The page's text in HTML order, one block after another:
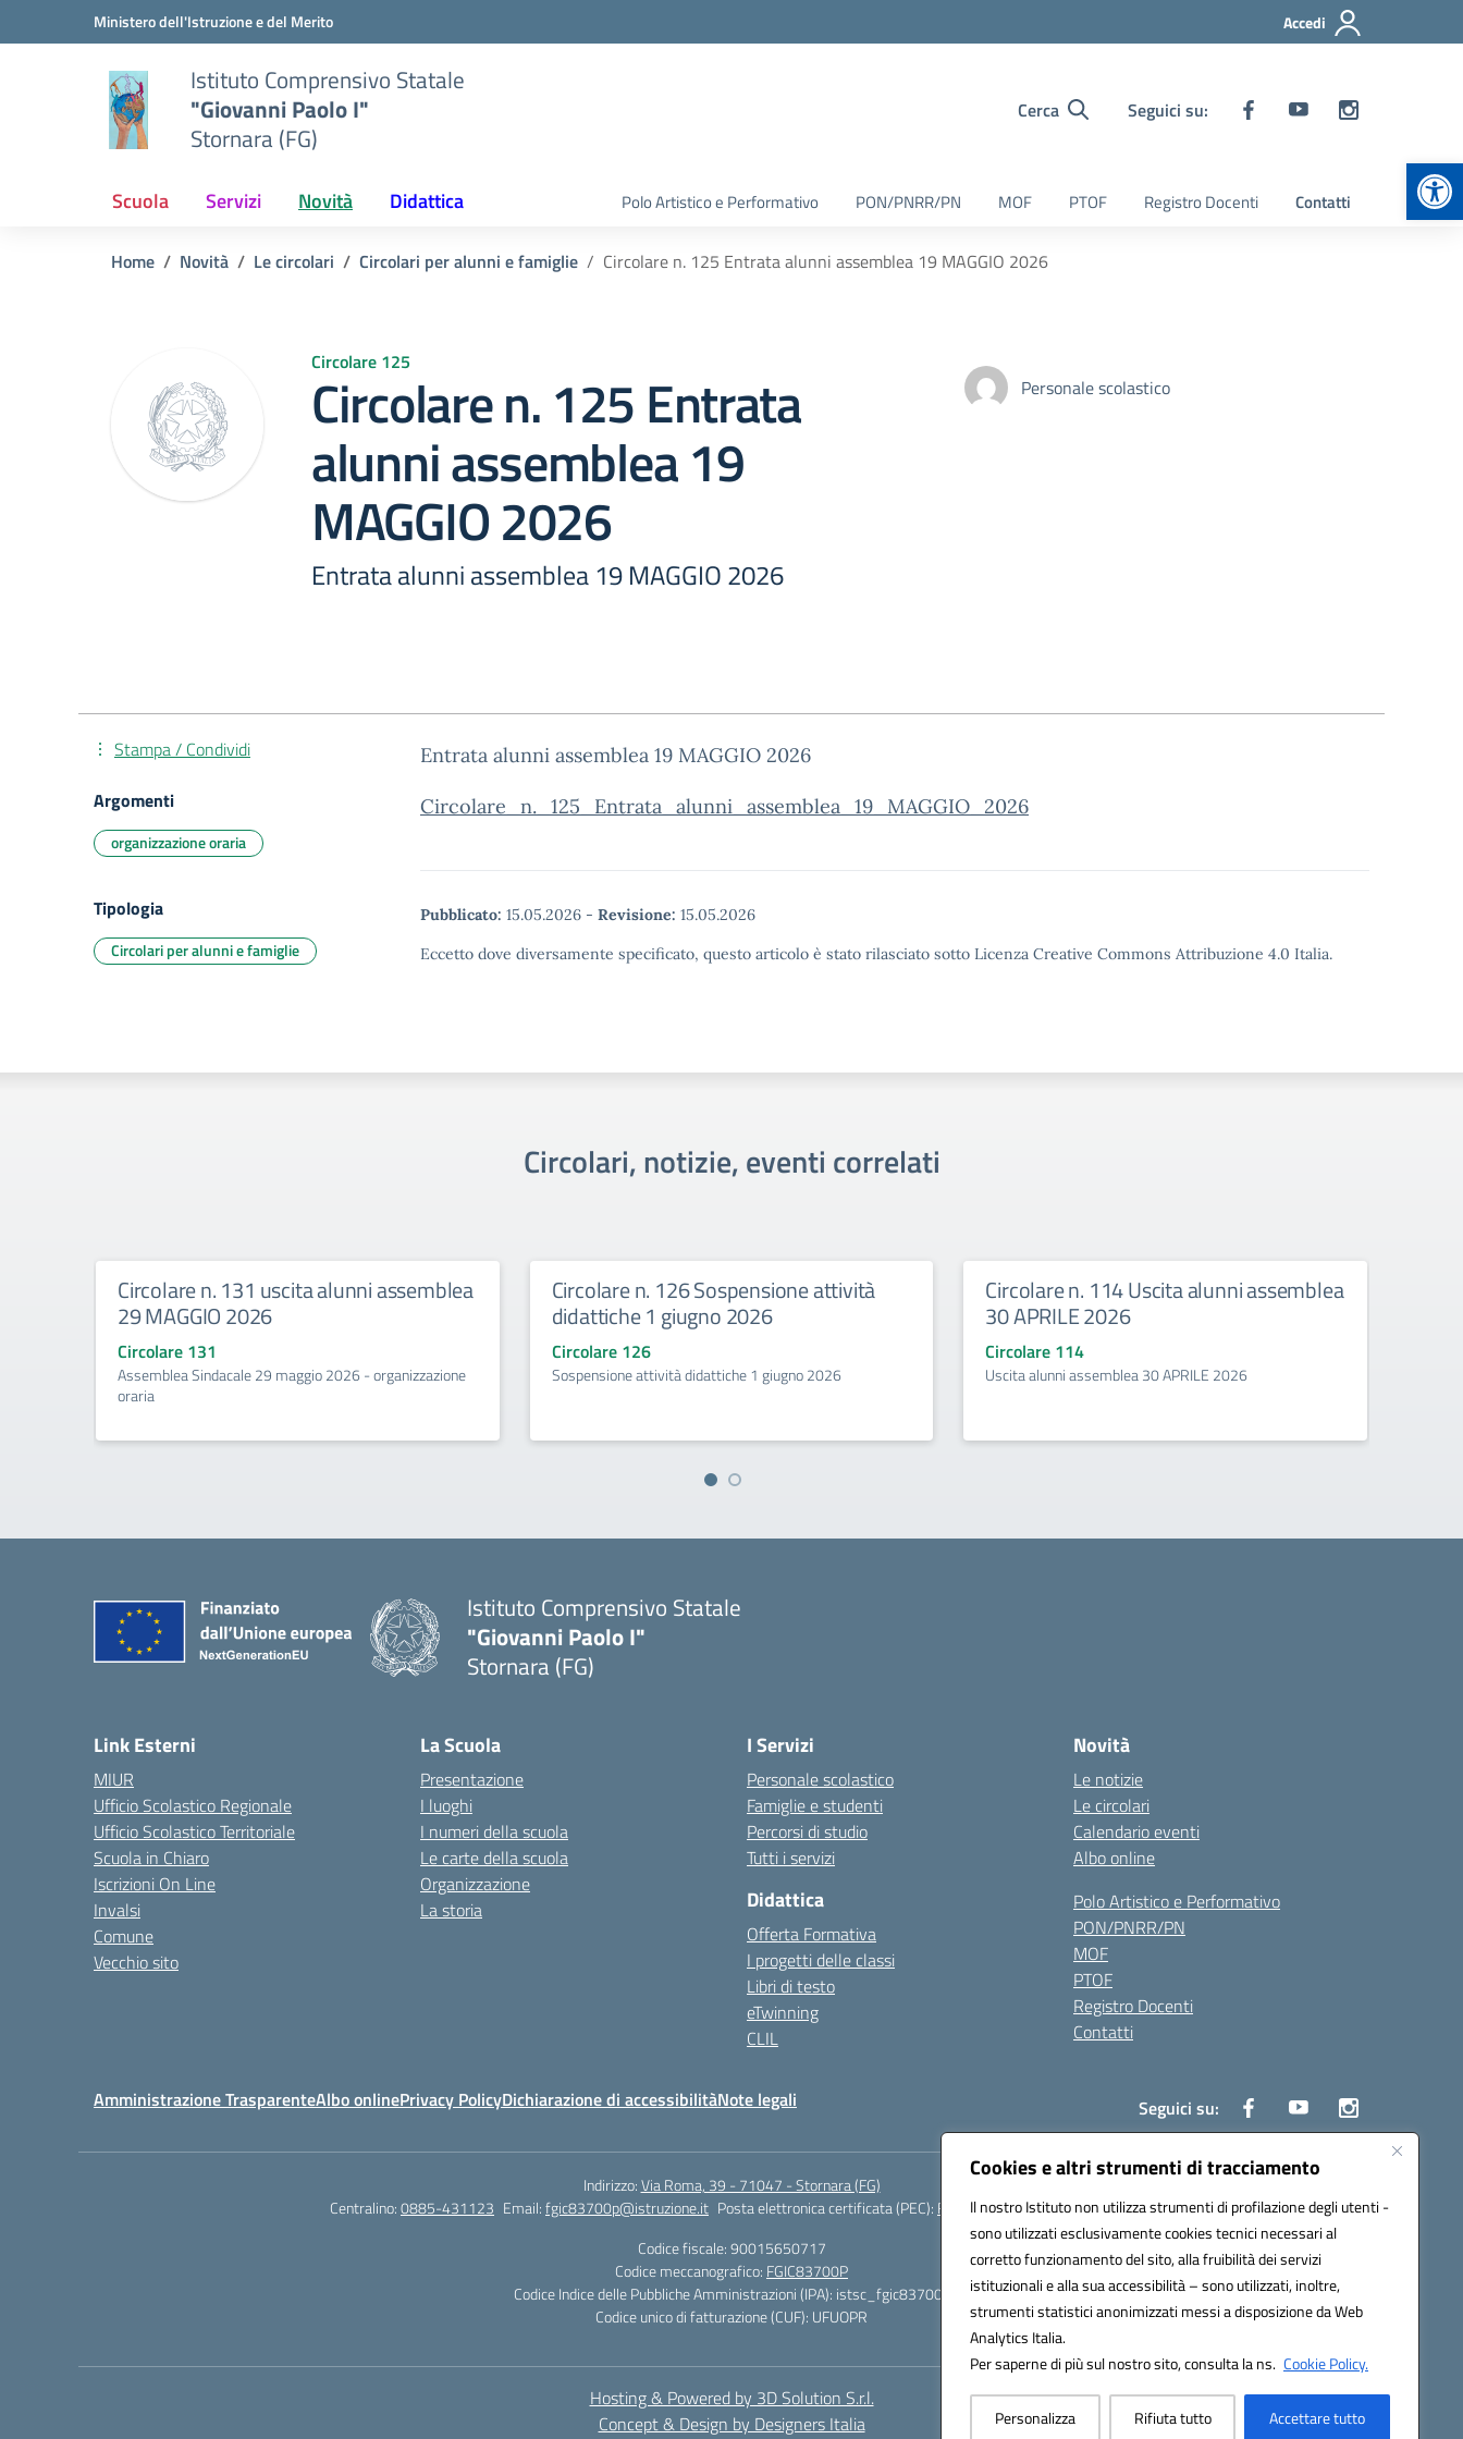
Cookies e altri strumenti di tracciamento
Il nostro Istituto non utilizza strumenti di profilazione degli utenti -
sono utilizzati esclusivamente cookies tecnici necessari al
corretto funzionamento del sito, alla fruibilità dei servizi
istituzionali e alla sua accessibilità – sono utilizzati, inoltre,
strumenti statistici anonimizzati messi a disposizione da Web
Analytics Italia.
Per saperne di più sul nostro sito, consulta la ns. Cookie Policy.
Personalizza Rifiuta tutto Accettare tutto
Vai ai contenuti
Vai al menu di navigazioneMinistero dell'Istruzione e del Merito Accedi
Istituto Comprensivo Statale
"Giovanni Paolo I"
Stornara (FG)
Cerca Seguici su:
Scuola Servizi Novità Didattica Polo Artistico e Performativo PON/PNRR/PN MOF PTOF Registro Docenti Contatti
Home Novità Le circolari Circolari per alunni e famiglie Circolare n. 125 Entrata alunni assemblea 19 MAGGIO 2026
Circolare 125
Circolare n. 125 Entrata
alunni assemblea 19
MAGGIO 2026
Entrata alunni assemblea 19 MAGGIO 2026
Personale scolastico
Entrata alunni assemblea 19 MAGGIO 2026
Circolare_n._125_Entrata_alunni_assemblea_19_MAGGIO_2026
Pubblicato: 15.05.2026 - Revisione: 15.05.2026
Eccetto dove diversamente specificato, questo articolo è stato rilasciato sotto Licenza Creative Commons Attribuzione 4.0 Italia.
Stampa / Condividi
Argomenti
organizzazione oraria
Tipologia
Circolari per alunni e famiglie
Circolari, notizie, eventi correlati
Circolare n. 131 uscita alunni assemblea
29 MAGGIO 2026
Circolare 131
Assemblea Sindacale 29 maggio 2026 - organizzazione
oraria
Circolare n. 126 Sospensione attività
didattiche 1 giugno 2026
Circolare 126
Sospensione attività didattiche 1 giugno 2026
Circolare n. 114 Uscita alunni assemblea
30 APRILE 2026
Circolare 114
Uscita alunni assemblea 30 APRILE 2026
Istituto Comprensivo Statale
"Giovanni Paolo I"
Stornara (FG)
Link Esterni
MIUR
Ufficio Scolastico Regionale
Ufficio Scolastico Territoriale
Scuola in Chiaro
Iscrizioni On Line
Invalsi
Comune
Vecchio sito
La Scuola
Presentazione
I luoghi
I numeri della scuola
Le carte della scuola
Organizzazione
La storia
I Servizi
Personale scolastico
Famiglie e studenti
Percorsi di studio
Tutti i servizi
Didattica
Offerta Formativa
I progetti delle classi
Libri di testo
eTwinning
CLIL
Novità
Le notizie
Le circolari
Calendario eventi
Albo online
Polo Artistico e Performativo
PON/PNRR/PN
MOF
PTOF
Registro Docenti
Contatti
Amministrazione TrasparenteAlbo onlinePrivacy PolicyDichiarazione di accessibilitàNote legali Seguici su:
Indirizzo:Via Roma, 39 - 71047 - Stornara (FG)
Centralino:0885-431123 Email:fgic83700p@istruzione.it Posta elettronica certificata (PEC): FGIC83700P@pec.istruzione.it
Codice fiscale: 90015650717
Codice meccanografico: FGIC83700P
Codice Indice delle Pubbliche Amministrazioni (IPA): istsc_fgic83700p
Codice unico di fatturazione (CUF): UFUOPR
Hosting & Powered by 3D Solution S.r.l.
Concept & Design by Designers Italia